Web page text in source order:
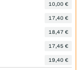
10,00 €
17,40 €
18,47 €
17,45 €
19,40 €